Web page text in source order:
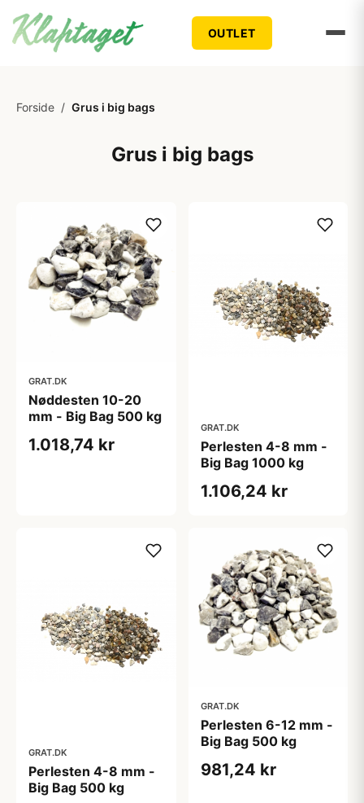
OUTLET
Forside / Grus i big bags
Grus i big bags
GRAT.DK
Nøddesten 10-20
mm - Big Bag 500 kg
1.018,74 kr
GRAT.DK
Perlesten 4-8 mm -
Big Bag 1000 kg
1.106,24 kr
GRAT.DK
Perlesten 4-8 mm -
Big Bag 500 kg
GRAT.DK
Perlesten 6-12 mm -
Big Bag 500 kg
981,24 kr